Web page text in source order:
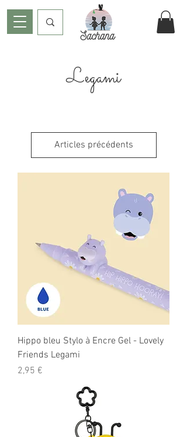
Legami
Articles précédents
Hippo bleu Stylo à Encre Gel - Lovely
Friends Legami
Prix
2,95 €